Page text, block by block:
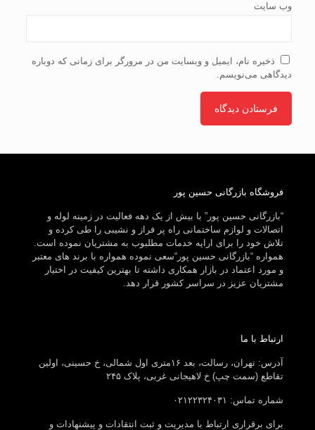
وب‌ سایت
ذخیره نام، ایمیل و وبسایت من در مرورگر برای زمانی که دوباره
دیدگاهی می‌نویسم.
فروشگاه بازرگانی حسین پور
“بازرگانی حسین پور” با بیش از یک دهه فعالیت در زمینه لوله و
اتصالات و لوازم ساختمانی راه پر فراز و نشیبی را طی کرده و
تلاش خود را برای ارایه خدمات مطلبوب به مشتریان نموده است.
همواره “بازرگانی حسین پور“سعی نموده همواره با برند های معتبر
و مورد اعتماد در بازار همکاری داشته تا بهترین کیفیت در اختیار
مشتریان عزیز در سراسر کشور قرار دهد.
ارتباط با ما
آدرس: تهران، رسالت، بعد ۱۶متری اول شمالی، خ حسینی، اولین
تقاطع (سمت چپ) خ لاهیجانی غربی، پلاک ۲۴۵
شماره تماس: ۰۲۱۲۲۳۲۴۰۳۱
برای برقراری ارتباط با مدیریت و ثبت انتقادات و پیشنهادات و